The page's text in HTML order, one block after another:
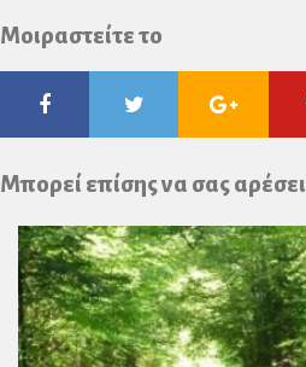
Μοιραστείτε το
FacebookTwitter Google
Plus
Μπορεί επίσης να σας αρέσει